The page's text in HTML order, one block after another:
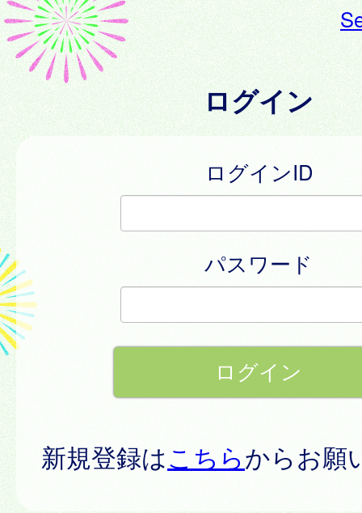
ログイン
ログインID
パスワード
新規登録はこちらからお願